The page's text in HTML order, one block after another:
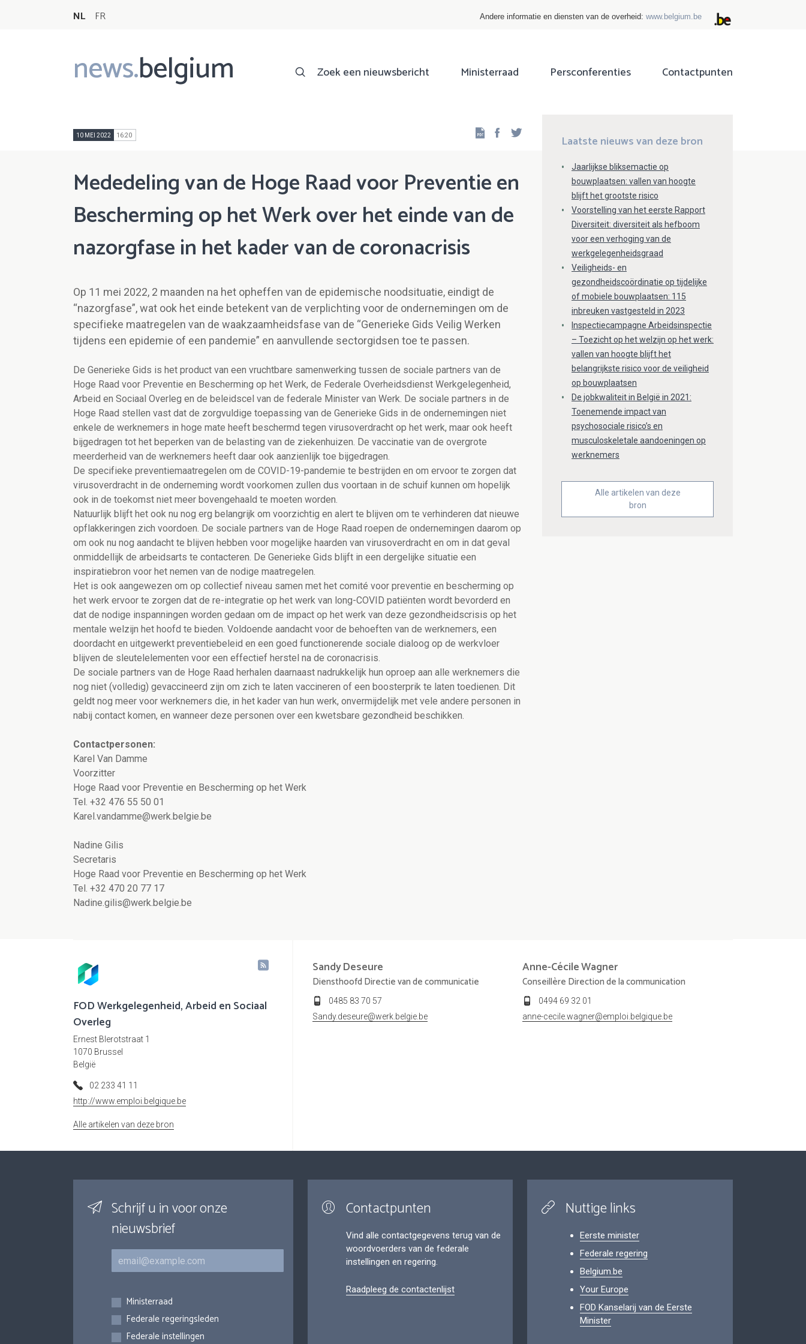
NL FR Andere informatie en diensten van de overheid: www.belgium.be
news.belgium
Main
navigation
Zoek een nieuwsbericht Ministerraad Persconferenties Contactpunten
10 MEI 2022 16:20 Facebook
Mededeling van de Hoge Raad voor Preventie en
Bescherming op het Werk over het einde van de
nazorgfase in het kader van de coronacrisis
Op 11 mei 2022, 2 maanden na het opheffen van de epidemische noodsituatie, eindigt de
“nazorgfase”, wat ook het einde betekent van de verplichting voor de ondernemingen om de
specifieke maatregelen van de waakzaamheidsfase van de “Generieke Gids Veilig Werken
tijdens een epidemie of een pandemie” en aanvullende sectorgidsen toe te passen.
De Generieke Gids is het product van een vruchtbare samenwerking tussen de sociale partners van de
Hoge Raad voor Preventie en Bescherming op het Werk, de Federale Overheidsdienst Werkgelegenheid,
Arbeid en Sociaal Overleg en de beleidscel van de federale Minister van Werk. De sociale partners in de
Hoge Raad stellen vast dat de zorgvuldige toepassing van de Generieke Gids in de ondernemingen niet
enkele de werknemers in hoge mate heeft beschermd tegen virusoverdracht op het werk, maar ook heeft
bijgedragen tot het beperken van de belasting van de ziekenhuizen. De vaccinatie van de overgrote
meerderheid van de werknemers heeft daar ook aanzienlijk toe bijgedragen.
De specifieke preventiemaatregelen om de COVID-19-pandemie te bestrijden en om ervoor te zorgen dat
virusoverdracht in de onderneming wordt voorkomen zullen dus voortaan in de schuif kunnen om hopelijk
ook in de toekomst niet meer bovengehaald te moeten worden.
Natuurlijk blijft het ook nu nog erg belangrijk om voorzichtig en alert te blijven om te verhinderen dat nieuwe
opflakkeringen zich voordoen. De sociale partners van de Hoge Raad roepen de ondernemingen daarom op
om ook nu nog aandacht te blijven hebben voor mogelijke haarden van virusoverdracht en om in dat geval
onmiddellijk de arbeidsarts te contacteren. De Generieke Gids blijft in een dergelijke situatie een
inspiratiebron voor het nemen van de nodige maatregelen.
Het is ook aangewezen om op collectief niveau samen met het comité voor preventie en bescherming op
het werk ervoor te zorgen dat de re-integratie op het werk van long-COVID patiënten wordt bevorderd en
dat de nodige inspanningen worden gedaan om de impact op het werk van deze gezondheidscrisis op het
mentale welzijn het hoofd te bieden. Voldoende aandacht voor de behoeften van de werknemers, een
doordacht en uitgewerkt preventiebeleid en een goed functionerende sociale dialoog op de werkvloer
blijven de sleutelelementen voor een effectief herstel na de coronacrisis.
De sociale partners van de Hoge Raad herhalen daarnaast nadrukkelijk hun oproep aan alle werknemers die
nog niet (volledig) gevaccineerd zijn om zich te laten vaccineren of een boosterprik te laten toedienen. Dit
geldt nog meer voor werknemers die, in het kader van hun werk, onvermijdelijk met vele andere personen in
nabij contact komen, en wanneer deze personen over een kwetsbare gezondheid beschikken.
Contactpersonen:
Karel Van Damme
Voorzitter
Hoge Raad voor Preventie en Bescherming op het Werk
Tel. +32 476 55 50 01
Karel.vandamme@werk.belgie.be
Nadine Gilis
Secretaris
Hoge Raad voor Preventie en Bescherming op het Werk
Tel. +32 470 20 77 17
Nadine.gilis@werk.belgie.be
Laatste nieuws van deze bron
Jaarlijkse bliksemactie op
bouwplaatsen: vallen van hoogte
blijft het grootste risico
Voorstelling van het eerste Rapport
Diversiteit: diversiteit als hefboom
voor een verhoging van de
werkgelegenheidsgraad
Veiligheids- en
gezondheidscoördinatie op tijdelijke
of mobiele bouwplaatsen: 115
inbreuken vastgesteld in 2023
Inspectiecampagne Arbeidsinspectie
– Toezicht op het welzijn op het werk:
vallen van hoogte blijft het
belangrijkste risico voor de veiligheid
op bouwplaatsen
De jobkwaliteit in België in 2021:
Toenemende impact van
psychosociale risico’s en
musculoskeletale aandoeningen op
werknemers
Alle artikelen van deze
bron
FOD Werkgelegenheid, Arbeid en Sociaal
Overleg
Ernest Blerotstraat 1
1070 Brussel
België
02 233 41 11
http://www.emploi.belgique.be
Alle artikelen van deze bron
SandyDeseure
Diensthoofd Directie van de communicatie
0485 83 70 57
Sandy.deseure@werk.belgie.be
Anne-CécileWagner
Conseillère Direction de la communication
0494 69 32 01
anne-cecile.wagner@emploi.belgique.be
Schrijf u in voor onze
nieuwsbrief
E-mail
Inschrijvingen
Ministerraad
Federale regeringsleden
Federale instellingen
Contactpunten
Vind alle contactgegevens terug van de
woordvoerders van de federale
instellingen en regering.
Raadpleeg de contactenlijst
Nuttige links
Eerste minister
Federale regering
Belgium.be
Your Europe
FOD Kanselarij van de Eerste
Minister